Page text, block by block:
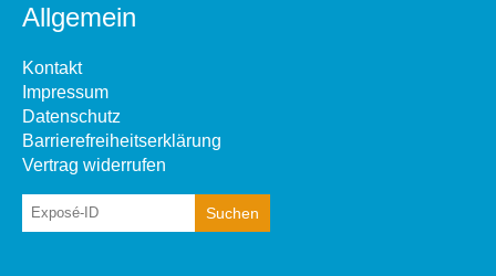
Allgemein
Kontakt
Impressum
Datenschutz
Barrierefreiheitserklärung
Vertrag widerrufen